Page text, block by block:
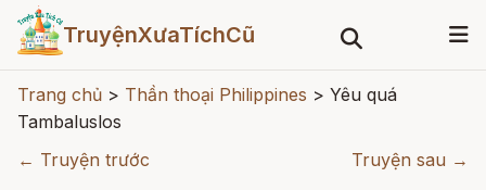
TruyệnXưaTíchCũ
Trang chủ > Thần thoại Philippines > Yêu quá
Tambaluslos
← Truyện trước
Truyện sau →